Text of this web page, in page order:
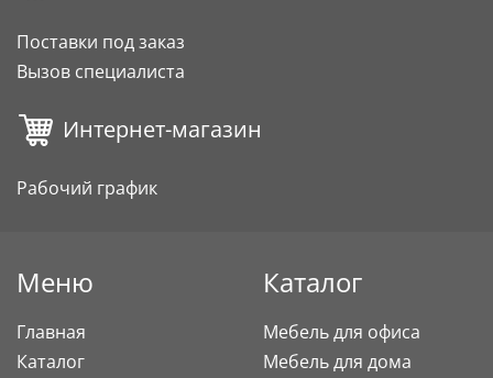
Поставки под заказ
Вызов специалиста
Интернет-магазин
Рабочий график
Меню
Главная
Каталог
Каталог
Мебель для офиса
Мебель для дома